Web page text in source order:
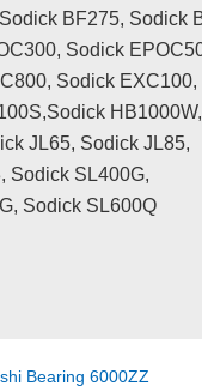
BF275, Sodick
Sodick EPOC500,
Sodick EXC100,
HB1000W,
JL65, Sodick JL85,
Sodick SL400G,
Sodick SL600Q
Bearing 6000ZZ